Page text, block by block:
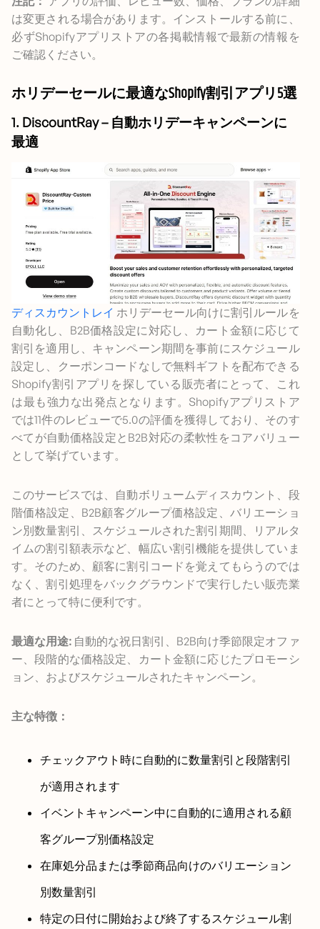
は変更される場合があります。インストールする前に、
必ずShopifyアプリストアの各掲載情報で最新の情報を
ご確認ください。
ホリデーセールに最適なShopify割引アプリ5選
1. DiscountRay – 自動ホリデーキャンペーンに
最適
ディスカウントレイ ホリデーセール向けに割引ルールを
自動化し、B2B価格設定に対応し、カート金額に応じて
割引を適用し、キャンペーン期間を事前にスケジュール
設定し、クーポンコードなしで無料ギフトを配布できる
Shopify割引アプリを探している販売者にとって、これ
は最も強力な出発点となります。Shopifyアプリストア
では11件のレビューで5.0の評価を獲得しており、そのす
べてが自動価格設定とB2B対応の柔軟性をコアバリュー
として挙げています。
このサービスでは、自動ボリュームディスカウント、段
階価格設定、B2B顧客グループ価格設定、バリエーショ
ン別数量割引、スケジュールされた割引期間、リアルタ
イムの割引額表示など、幅広い割引機能を提供していま
す。そのため、顧客に割引コードを覚えてもらうのでは
なく、割引処理をバックグラウンドで実行したい販売業
者にとって特に便利です。
最適な用途: 自動的な祝日割引、B2B向け季節限定オファ
ー、段階的な価格設定、カート金額に応じたプロモーシ
ョン、およびスケジュールされたキャンペーン。
主な特徴：
チェックアウト時に自動的に数量割引と段階割引
が適用されます
イベントキャンペーン中に自動的に適用される顧
客グループ別価格設定
在庫処分品または季節商品向けのバリエーション
別数量割引
特定の日付に開始および終了するスケジュール割